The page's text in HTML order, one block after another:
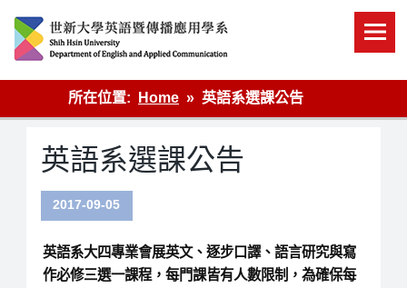
content
英語傳播
所在位置:
Home 英語系選課公告
英語系選課公告
2017-09-05
英語系大四專業會展英文、逐步口譯、語言研究與寫
作必修三選一課程，每門課皆有人數限制，為確保每